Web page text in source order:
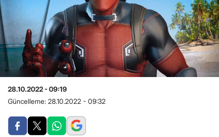
28.10.2022 - 09:19
Güncelleme: 28.10.2022 - 09:32